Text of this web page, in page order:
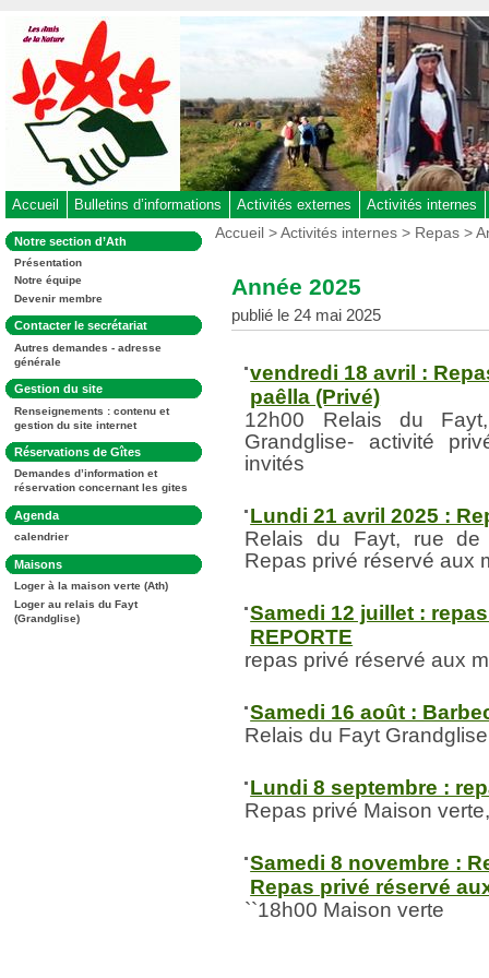
au
contenu
-
Aller
au
menu
-
à
la
recherche
Accueil Bulletins d’informations Activités externes Activités internes
Dans
la
rubrique
:
Notre section d’Ath
Présentation
Notre équipe
Devenir membre
Dans
la
rubrique
:
Contacter le secrétariat
Autres demandes - adresse
générale
Dans
la
rubrique
:
Gestion du site
Renseignements : contenu et
gestion du site internet
Dans
la
rubrique
:
Réservations de Gîtes
Demandes d’information et
réservation concernant les gites
Dans
la
rubrique
:
Agenda
calendrier
Dans
la
rubrique
:
Maisons
Loger à la maison verte (Ath)
Loger au relais du Fayt
(Grandglise)
Vous
Accueil >Activités internes > Repas >
Année 2025
publié le 24 mai 2025
vendredi 18 avril :
paêlla (Privé)
12h00 Relais du
Grandglise- activité
invités
Lundi 21 avril 2025 :
Relais du Fayt, rue
Repas privé réservé aux
Samedi 12 juillet :
REPORTE
repas privé réservé aux
Samedi 16 août :
Relais du Fayt Grandglise
Lundi 8 septembre :
Repas privé Maison
Samedi 8 novembre :
Repas privé réservé
``18h00 Maison verte